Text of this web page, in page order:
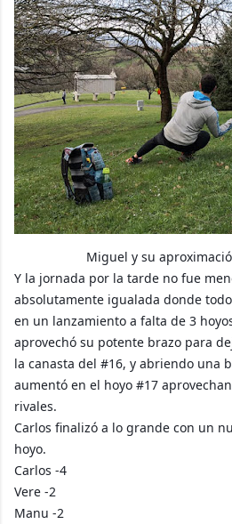
Miguel y su
Y la jornada por la tarde no fue
absolutamente igualada donde
en un lanzamiento a falta de 3
aprovechó su potente brazo para
la canasta del #16, y abriendo una
aumentó en el hoyo #17
rivales.
Carlos finalizó a lo grande con un
hoyo.
Carlos -4
Vere -2
Manu -2